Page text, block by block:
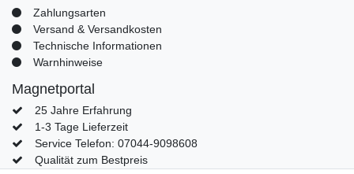
Zahlungsarten
Versand & Versandkosten
Technische Informationen
Warnhinweise
Magnetportal
25 Jahre Erfahrung
1-3 Tage Lieferzeit
Service Telefon: 07044-9098608
Qualität zum Bestpreis